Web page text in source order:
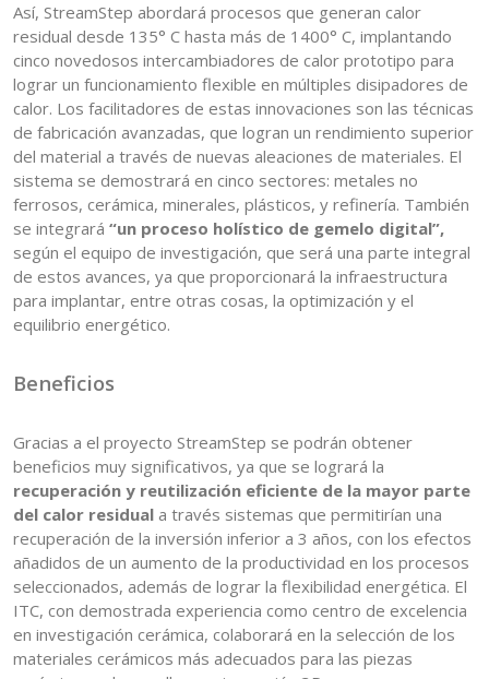
Así, StreamStep abordará procesos que generan calor
residual desde 135° C hasta más de 1400° C, implantando
cinco novedosos intercambiadores de calor prototipo para
lograr un funcionamiento flexible en múltiples disipadores de
calor. Los facilitadores de estas innovaciones son las técnicas
de fabricación avanzadas, que logran un rendimiento superior
del material a través de nuevas aleaciones de materiales. El
sistema se demostrará en cinco sectores: metales no
ferrosos, cerámica, minerales, plásticos, y refinería. También
se integrará “un proceso holístico de gemelo digital”,
según el equipo de investigación, que será una parte integral
de estos avances, ya que proporcionará la infraestructura
para implantar, entre otras cosas, la optimización y el
equilibrio energético.
Beneficios
Gracias a el proyecto StreamStep se podrán obtener
beneficios muy significativos, ya que se logrará la
recuperación y reutilización eficiente de la mayor parte
del calor residual a través sistemas que permitirían una
recuperación de la inversión inferior a 3 años, con los efectos
añadidos de un aumento de la productividad en los procesos
seleccionados, además de lograr la flexibilidad energética. El
ITC, con demostrada experiencia como centro de excelencia
en investigación cerámica, colaborará en la selección de los
materiales cerámicos más adecuados para las piezas